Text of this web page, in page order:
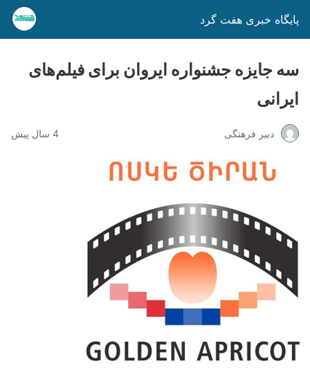
پایگاه خبری هفت گرد
سه جایزه جشنواره ایروان برای فیلم‌های
ایرانی
دبیر فرهنگی 4 سال پیش